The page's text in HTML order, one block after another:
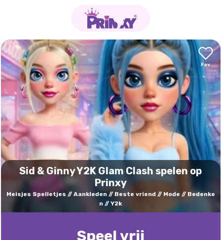
Sid & Ginny Y2K Glam Clash spelen op
Prinxy
Meisjes Spelletjes Aankleden Beste vriend Mode
Bedenke
n
Y2k
Speel vrij